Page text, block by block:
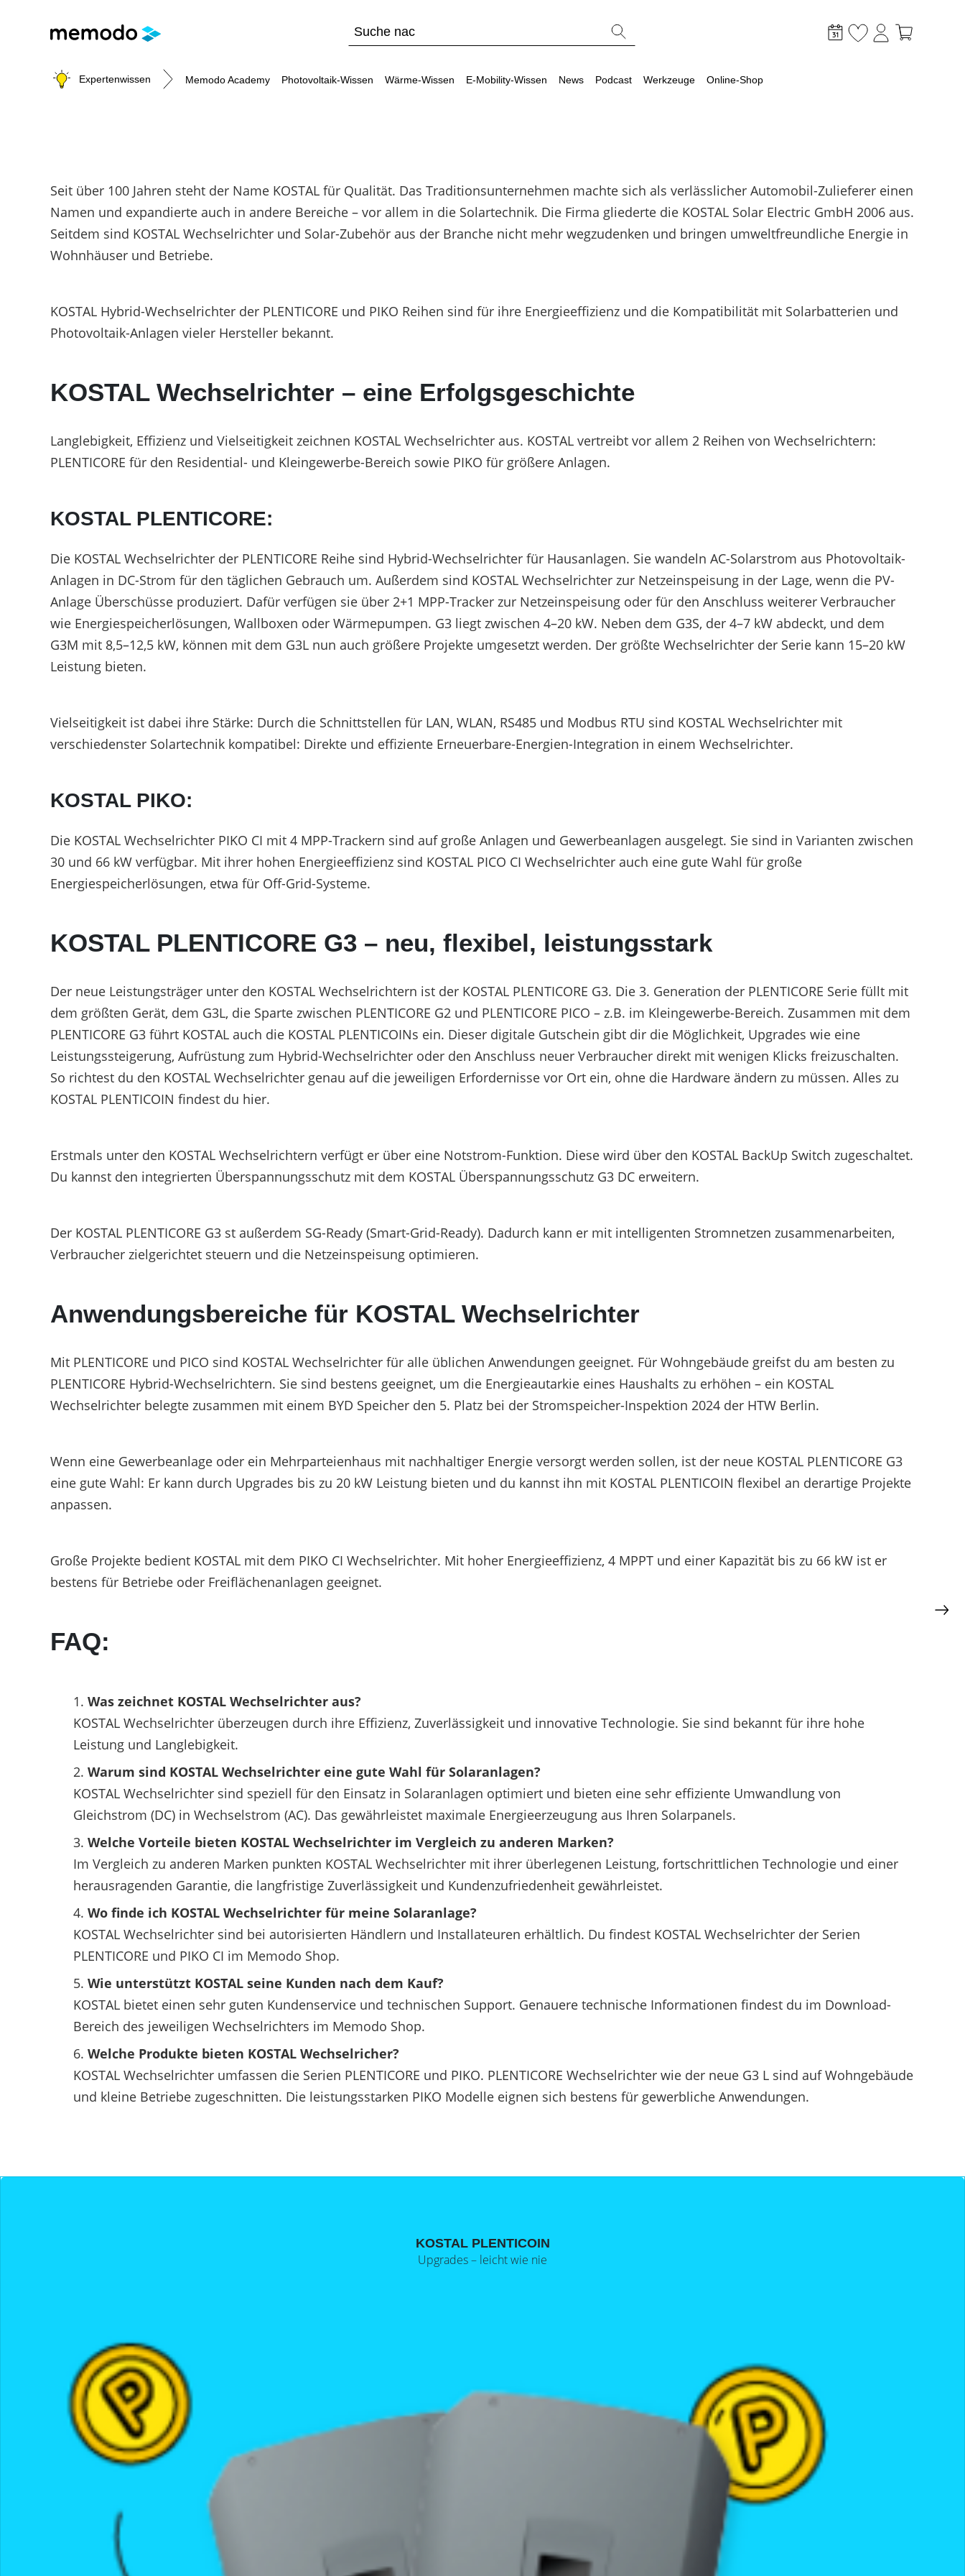
Expertenwissen Memodo Academy Photovoltaik-Wissen
Themenbereiche
Module
Heimspeicher
Wechselrichter
Unterkonstruktionen
Werkzeuge
Vergleiche & Freigabelisten
Sonstiges
Lohnt sich ein Gewerbespeicher?
Wärme-Wissen
Themenbereiche
Heizungs-Wärmepumpen
Brauchwasser-Wärmepumpen
Heizstäbe
Werkzeuge
Vergleiche & Freigabelisten
Wärmepumpen Welt
PV-Anlage mit Wärmepumpe planen
Faktoren für die Wärmepumpen Wahl
E-Mobility-Wissen
Themenbereiche
Ladestationen
Werkzeuge
Wallbox- / Ladesäulen-Vergleich
News Podcast Werkzeuge
Unterstützung für deinen Installateursalltag
Photovoltaik-Förderung Österreich
Memodo-Vergleiche & Freigabelisten
Erfassungsbögen
Unabhängigkeitsrechner
Online-Shop
Seit über 100 Jahren steht der Name KOSTAL für Qualität. Das Traditionsunternehmen machte sich als verlässlicher Automobil-Zulieferer einen
Namen und expandierte auch in andere Bereiche – vor allem in die Solartechnik. Die Firma gliederte die KOSTAL Solar Electric GmbH 2006 aus.
Seitdem sind KOSTAL Wechselrichter und Solar-Zubehör aus der Branche nicht mehr wegzudenken und bringen umweltfreundliche Energie in
Wohnhäuser und Betriebe.
KOSTAL Hybrid-Wechselrichter der PLENTICORE und PIKO Reihen sind für ihre Energieeffizienz und die Kompatibilität mit Solarbatterien und
Photovoltaik-Anlagen vieler Hersteller bekannt.
KOSTAL Wechselrichter – eine Erfolgsgeschichte
Langlebigkeit, Effizienz und Vielseitigkeit zeichnen KOSTAL Wechselrichter aus. KOSTAL vertreibt vor allem 2 Reihen von Wechselrichtern:
PLENTICORE für den Residential- und Kleingewerbe-Bereich sowie PIKO für größere Anlagen.
KOSTAL PLENTICORE:
Die KOSTAL Wechselrichter der PLENTICORE Reihe sind Hybrid-Wechselrichter für Hausanlagen. Sie wandeln AC-Solarstrom aus Photovoltaik-
Anlagen in DC-Strom für den täglichen Gebrauch um. Außerdem sind KOSTAL Wechselrichter zur Netzeinspeisung in der Lage, wenn die PV-
Anlage Überschüsse produziert. Dafür verfügen sie über 2+1 MPP-Tracker zur Netzeinspeisung oder für den Anschluss weiterer Verbraucher
wie Energiespeicherlösungen, Wallboxen oder Wärmepumpen. G3 liegt zwischen 4–20 kW. Neben dem G3S, der 4–7 kW abdeckt, und dem
G3M mit 8,5–12,5 kW, können mit dem G3L nun auch größere Projekte umgesetzt werden. Der größte Wechselrichter der Serie kann 15–20 kW
Leistung bieten.
Vielseitigkeit ist dabei ihre Stärke: Durch die Schnittstellen für LAN, WLAN, RS485 und Modbus RTU sind KOSTAL Wechselrichter mit
verschiedenster Solartechnik kompatibel: Direkte und effiziente Erneuerbare-Energien-Integration in einem Wechselrichter.
KOSTAL PIKO:
Die KOSTAL Wechselrichter PIKO CI mit 4 MPP-Trackern sind auf große Anlagen und Gewerbeanlagen ausgelegt. Sie sind in Varianten zwischen
30 und 66 kW verfügbar. Mit ihrer hohen Energieeffizienz sind KOSTAL PICO CI Wechselrichter auch eine gute Wahl für große
Energiespeicherlösungen, etwa für Off-Grid-Systeme.
KOSTAL PLENTICORE G3 – neu, flexibel, leistungsstark
Der neue Leistungsträger unter den KOSTAL Wechselrichtern ist der KOSTAL PLENTICORE G3. Die 3. Generation der PLENTICORE Serie füllt mit
dem größten Gerät, dem G3L, die Sparte zwischen PLENTICORE G2 und PLENTICORE PICO – z.B. im Kleingewerbe-Bereich. Zusammen mit dem
PLENTICORE G3 führt KOSTAL auch die KOSTAL PLENTICOINs ein. Dieser digitale Gutschein gibt dir die Möglichkeit, Upgrades wie eine
Leistungssteigerung, Aufrüstung zum Hybrid-Wechselrichter oder den Anschluss neuer Verbraucher direkt mit wenigen Klicks freizuschalten.
So richtest du den KOSTAL Wechselrichter genau auf die jeweiligen Erfordernisse vor Ort ein, ohne die Hardware ändern zu müssen. Alles zu
KOSTAL PLENTICOIN findest du hier.
Erstmals unter den KOSTAL Wechselrichtern verfügt er über eine Notstrom-Funktion. Diese wird über den KOSTAL BackUp Switch zugeschaltet.
Du kannst den integrierten Überspannungsschutz mit dem KOSTAL Überspannungsschutz G3 DC erweitern.
Der KOSTAL PLENTICORE G3 st außerdem SG-Ready (Smart-Grid-Ready). Dadurch kann er mit intelligenten Stromnetzen zusammenarbeiten,
Verbraucher zielgerichtet steuern und die Netzeinspeisung optimieren.
Anwendungsbereiche für KOSTAL Wechselrichter
Mit PLENTICORE und PICO sind KOSTAL Wechselrichter für alle üblichen Anwendungen geeignet. Für Wohngebäude greifst du am besten zu
PLENTICORE Hybrid-Wechselrichtern. Sie sind bestens geeignet, um die Energieautarkie eines Haushalts zu erhöhen – ein KOSTAL
Wechselrichter belegte zusammen mit einem BYD Speicher den 5. Platz bei der Stromspeicher-Inspektion 2024 der HTW Berlin.
Wenn eine Gewerbeanlage oder ein Mehrparteienhaus mit nachhaltiger Energie versorgt werden sollen, ist der neue KOSTAL PLENTICORE G3
eine gute Wahl: Er kann durch Upgrades bis zu 20 kW Leistung bieten und du kannst ihn mit KOSTAL PLENTICOIN flexibel an derartige Projekte
anpassen.
Große Projekte bedient KOSTAL mit dem PIKO CI Wechselrichter. Mit hoher Energieeffizienz, 4 MPPT und einer Kapazität bis zu 66 kW ist er
bestens für Betriebe oder Freiflächenanlagen geeignet.
FAQ:
Was zeichnet KOSTAL Wechselrichter aus?
KOSTAL Wechselrichter überzeugen durch ihre Effizienz, Zuverlässigkeit und innovative Technologie. Sie sind bekannt für ihre hohe
Leistung und Langlebigkeit.
Warum sind KOSTAL Wechselrichter eine gute Wahl für Solaranlagen?
KOSTAL Wechselrichter sind speziell für den Einsatz in Solaranlagen optimiert und bieten eine sehr effiziente Umwandlung von
Gleichstrom (DC) in Wechselstrom (AC). Das gewährleistet maximale Energieerzeugung aus Ihren Solarpanels.
Welche Vorteile bieten KOSTAL Wechselrichter im Vergleich zu anderen Marken?
Im Vergleich zu anderen Marken punkten KOSTAL Wechselrichter mit ihrer überlegenen Leistung, fortschrittlichen Technologie und einer
herausragenden Garantie, die langfristige Zuverlässigkeit und Kundenzufriedenheit gewährleistet.
Wo finde ich KOSTAL Wechselrichter für meine Solaranlage?
KOSTAL Wechselrichter sind bei autorisierten Händlern und Installateuren erhältlich. Du findest KOSTAL Wechselrichter der Serien
PLENTICORE und PIKO CI im Memodo Shop.
Wie unterstützt KOSTAL seine Kunden nach dem Kauf?
KOSTAL bietet einen sehr guten Kundenservice und technischen Support. Genauere technische Informationen findest du im Download-
Bereich des jeweiligen Wechselrichters im Memodo Shop.
Welche Produkte bieten KOSTAL Wechselricher?
KOSTAL Wechselrichter umfassen die Serien PLENTICORE und PIKO. PLENTICORE Wechselrichter wie der neue G3 L sind auf Wohngebäude
und kleine Betriebe zugeschnitten. Die leistungsstarken PIKO Modelle eignen sich bestens für gewerbliche Anwendungen.
KOSTAL PLENTICOIN
Upgrades – leicht wie nie